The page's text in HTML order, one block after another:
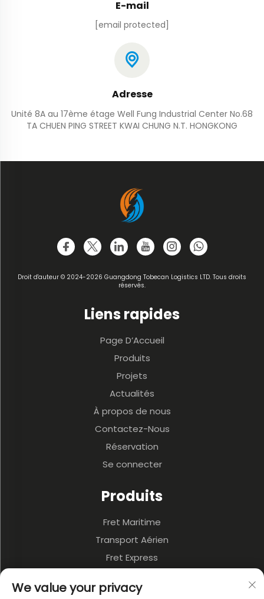
E-mail
[email protected]
Adresse
Unité 8A au 17ème étage Well Fung Industrial Center No.68
TA CHUEN PING STREET KWAI CHUNG N.T. HONGKONG
Droit d'auteur © 2024-2026 Guangdong Tobecan Logistics LTD. Tous droits
réservés.
Liens rapides
Page D’Accueil
Produits
Projets
Actualités
À propos de nous
Contactez-Nous
Réservation
Se connecter
Produits
Fret Maritime
Transport Aérien
Fret Express
Transport Terrestre
We value your privacy